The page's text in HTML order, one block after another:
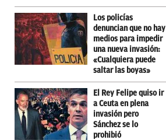
Los policías
denuncian que no hay
medios para impedir
una nueva invasión:
«Cualquiera puede
saltar las boyas»
El Rey Felipe quiso ir
a Ceuta en plena
invasión pero
Sánchez se lo
prohibió